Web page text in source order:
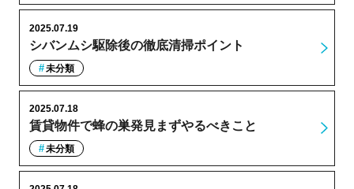
シバンムシ駆除後の徹底清掃ポイント
2025.07.19
未分類
賃貸物件で蜂の巣発見まずやるべきこと
2025.07.18
未分類